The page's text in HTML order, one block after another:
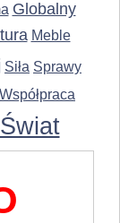
Globalny
Meble
Siła Sprawy
Współpraca
Świat